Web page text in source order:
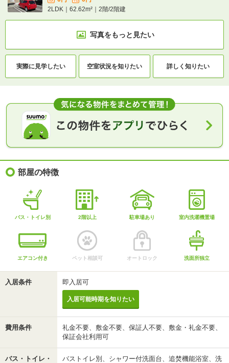
2LDK｜62.62m²｜2階/2階建
写真をもっと見たい
実際に見学したい 空室状況を知りたい 詳しく知りたい
部屋の特徴
バス・トイレ別 2階以上 駐車場あり 室内洗濯機置場
エアコン付き ペット相談可 オートロック 洗面所独立
入居条件 即入居可
入居可能時期を知りたい
費用条件
礼金不要、敷金不要、保証人不要、敷金・礼金不要、
保証会社利用可
バス・トイレ・
バストイレ別、シャワー付洗面台、追焚機能浴室、洗